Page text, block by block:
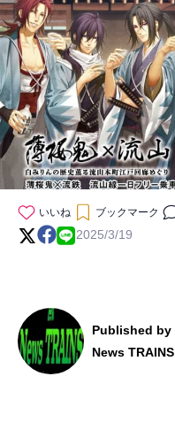
いいね ブックマーク
2025/3/19
Published by
News TRAINS